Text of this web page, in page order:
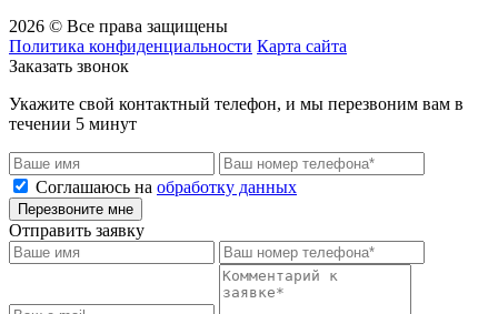
2026 © Все права защищены
Политика конфиденциальности Карта сайта
Заказать звонок
Укажите свой контактный телефон, и мы перезвоним вам в
течении 5 минут
Соглашаюсь на обработку данных
Перезвоните мне
Отправить заявку